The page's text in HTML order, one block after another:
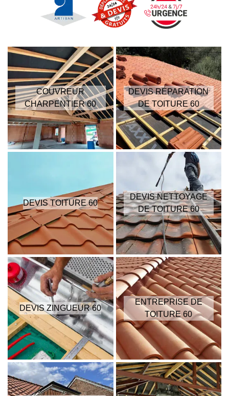
COUVREUR
CHARPENTIER 60
DEVIS RÉPARATION
DE TOITURE 60
DEVIS TOITURE 60
DEVIS NETTOYAGE
DE TOITURE 60
DEVIS ZINGUEUR 60
ENTREPRISE DE
TOITURE 60